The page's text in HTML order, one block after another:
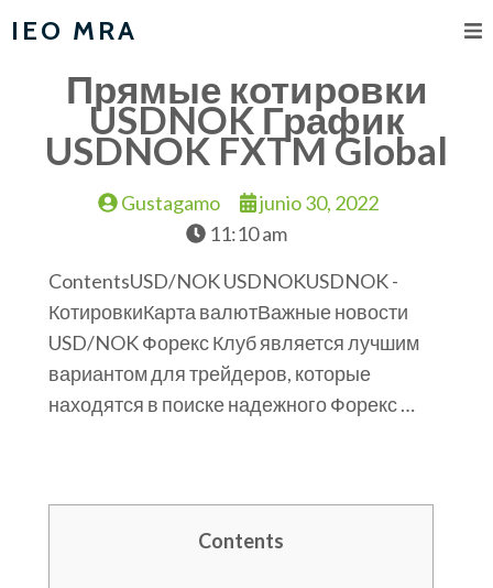
IEO MRA
Прямые котировки
USDNOK График
USDNOK FXTM Global
Gustagamo
junio 30, 2022
11:10 am
ContentsUSD/NOK USDNOKUSDNOK -
КотировкиКарта валютВажные новости
USD/NOK Форекс Клуб является лучшим
вариантом для трейдеров, которые
находятся в поиске надежного Форекс …
Contents